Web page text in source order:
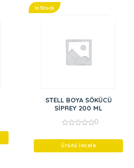
In Stock
STELL BOYA SÖKÜCÜ
SİPREY 200 ML
of
0
Ürünü İncele